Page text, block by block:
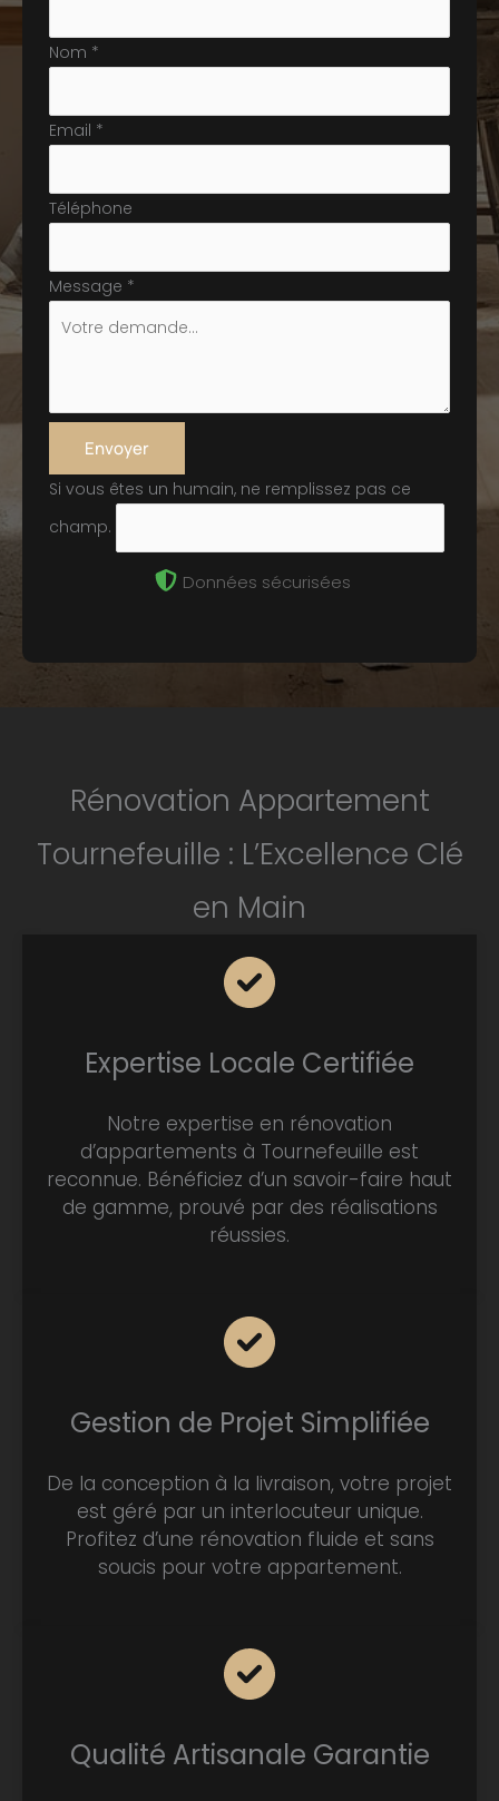
téléphone
Nom *
Email *
Téléphone
Message *
Envoyer
Si vous êtes un humain, ne remplissez pas ce
champ.
Données sécurisées
Rénovation Appartement
Tournefeuille : L’Excellence Clé
en Main
Expertise Locale Certifiée
Notre expertise en rénovation
d’appartements à Tournefeuille est
reconnue. Bénéficiez d’un savoir-faire haut
de gamme, prouvé par des réalisations
réussies.
Gestion de Projet Simplifiée
De la conception à la livraison, votre projet
est géré par un interlocuteur unique.
Profitez d’une rénovation fluide et sans
soucis pour votre appartement.
Qualité Artisanale Garantie